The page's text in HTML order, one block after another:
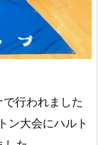
行われました
ン大会にハルト